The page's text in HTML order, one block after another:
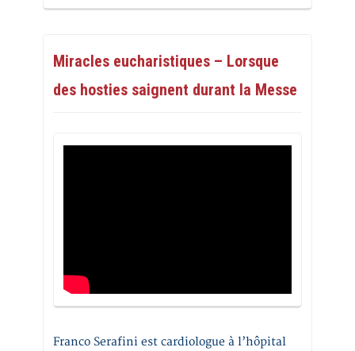
Miracles eucharistiques – Lorsque
des hosties saignent durant la Messe
Franco Serafini est cardiologue à l’hôpital